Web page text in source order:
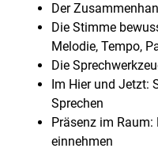
Der
Die Stimme
Melodie, Tempo,
Die
Im Hier und Jetzt:
Sprechen
Präsenz im
einnehmen